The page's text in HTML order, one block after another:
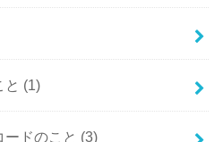
と (1)
ードのこと (3)